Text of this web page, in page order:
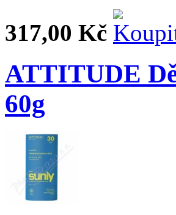
317,00 Kč
ATTITUDE
60g